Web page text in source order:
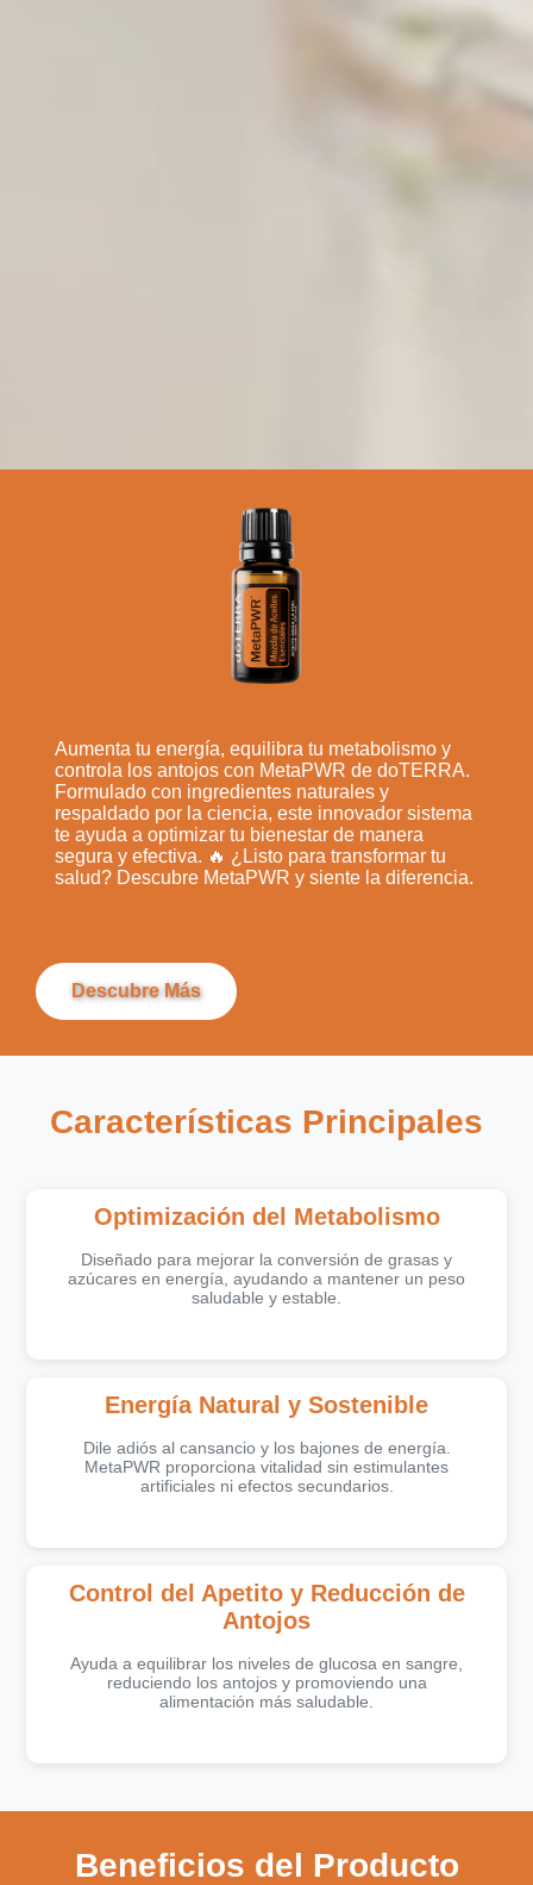
Aumenta tu energía, equilibra tu metabolismo y
controla los antojos con MetaPWR de doTERRA.
Formulado con ingredientes naturales y
respaldado por la ciencia, este innovador sistema
te ayuda a optimizar tu bienestar de manera
segura y efectiva. 🔥 ¿Listo para transformar tu
salud? Descubre MetaPWR y siente la diferencia.
Descubre Más
Características Principales
Optimización del Metabolismo
Diseñado para mejorar la conversión de grasas y
azúcares en energía, ayudando a mantener un peso
saludable y estable.
Energía Natural y Sostenible
Dile adiós al cansancio y los bajones de energía.
MetaPWR proporciona vitalidad sin estimulantes
artificiales ni efectos secundarios.
Control del Apetito y Reducción de
Antojos
Ayuda a equilibrar los niveles de glucosa en sangre,
reduciendo los antojos y promoviendo una
alimentación más saludable.
Beneficios del Producto